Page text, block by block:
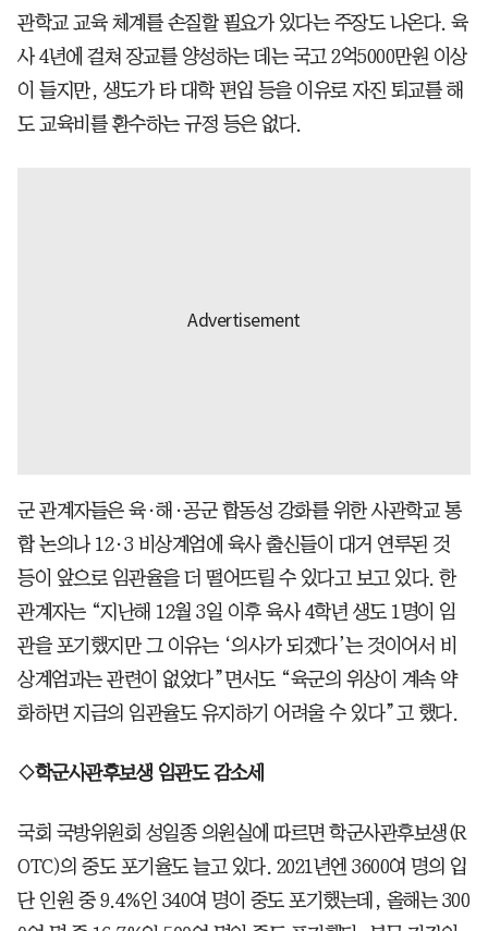
관학교 교육 체계를 손질할 필요가 있다는 주장도 나온다. 육
사 4년에 걸쳐 장교를 양성하는 데는 국고 2억5000만원 이상
이 들지만, 생도가 타 대학 편입 등을 이유로 자진 퇴교를 해
도 교육비를 환수하는 규정 등은 없다.
군 관계자들은 육·해·공군 합동성 강화를 위한 사관학교 통
합 논의나 12·3 비상계엄에 육사 출신들이 대거 연루된 것
등이 앞으로 임관율을 더 떨어뜨릴 수 있다고 보고 있다. 한
관계자는 “지난해 12월 3일 이후 육사 4학년 생도 1명이 임
관을 포기했지만 그 이유는 ‘의사가 되겠다’는 것이어서 비
상계엄과는 관련이 없었다”면서도 “육군의 위상이 계속 약
화하면 지금의 임관율도 유지하기 어려울 수 있다”고 했다.
◇학군사관후보생 임관도 감소세
국회 국방위원회 성일종 의원실에 따르면 학군사관후보생(R
OTC)의 중도 포기율도 늘고 있다. 2021년엔 3600여 명의 입
단 인원 중 9.4%인 340여 명이 중도 포기했는데, 올해는 300